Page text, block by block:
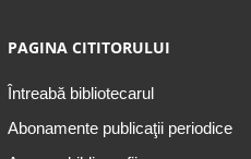
PAGINA CITITORULUI
Întreabă bibliotecarul
Abonamente publicaţii periodice